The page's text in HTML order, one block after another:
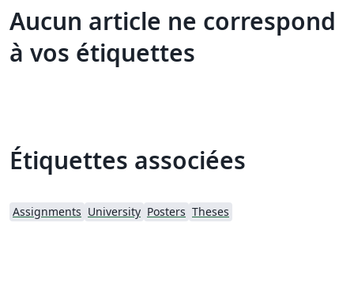
Aucun article ne correspond
à vos étiquettes
Étiquettes associées
Assignments University Posters Theses